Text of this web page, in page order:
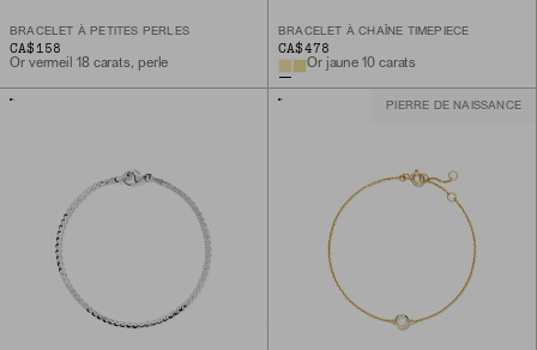
BRACELET À PETITES PERLES
CA$158
Or vermeil 18 carats, perle
BRACELET À CHAÎNE TIMEPIECE
CA$478
Or jaune 10 carats
PIERRE DE NAISSANCE